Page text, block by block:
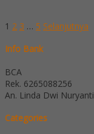
1 2 3 … 5 Selanjutnya
Info Bank
BCA
Rek. 6265088256
An. Linda Dwi Nuryanti
Categories